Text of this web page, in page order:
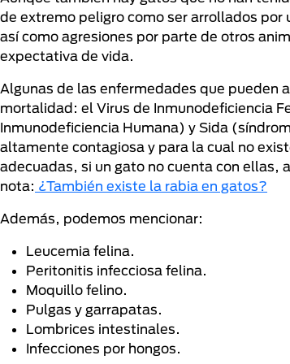
de extremo peligro como ser arrollados
así como agresiones por parte de otros
expectativa de vida.
Algunas de las enfermedades que pueden
mortalidad: el Virus de Inmunodeficiencia
Inmunodeficiencia Humana) y Sida
altamente contagiosa y para la cual no
adecuadas, si un gato no cuenta con ellas,
nota: ¿También existe la rabia en gatos?
Además, podemos mencionar:
Leucemia felina.
Peritonitis infecciosa felina.
Moquillo felino.
Pulgas y garrapatas.
Lombrices intestinales.
Infecciones por hongos.